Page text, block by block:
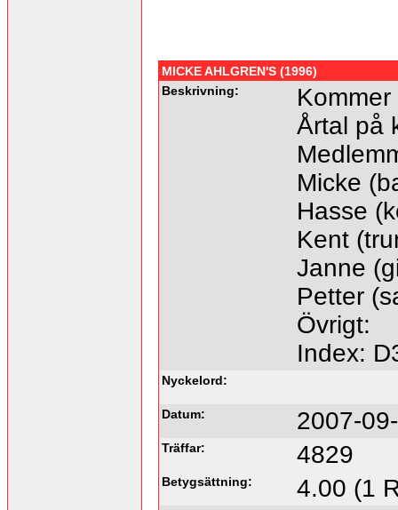
MICKE AHLGREN'S (1996)
Beskrivning:
Årtal på
Micke
Hasse
Kent
Janne
Petter
Övrigt:
Index:
Nyckelord:
Datum: 2007-
Träffar: 4829
Betygsättning: 4.00 (1